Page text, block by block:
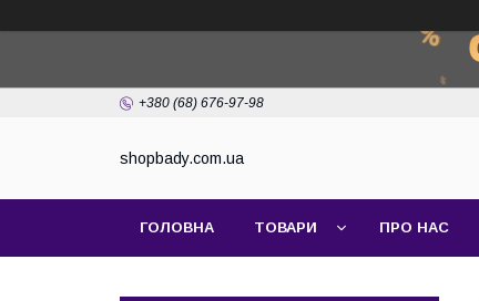
+380 (68) 676-97-98
shopbady.com.ua
ГОЛОВНА ТОВАРИ ПРО НАС